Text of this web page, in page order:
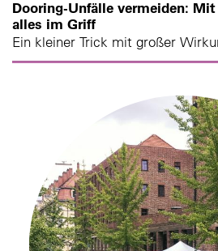
Dooring-Unfälle vermeiden:
alles im Griff
Ein kleiner Trick mit großer